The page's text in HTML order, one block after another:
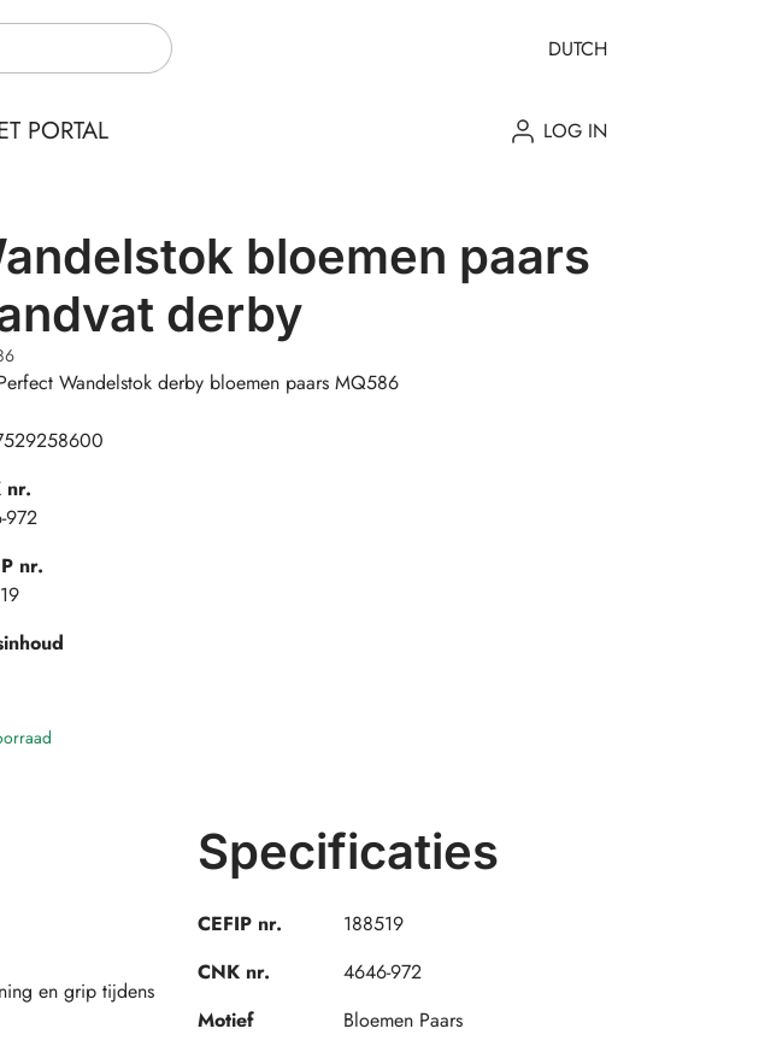
DUTCH
PORTAL LOG IN
bloemen paars
derby
Wandelstok derby bloemen paars MQ586
nr.
972
nr.
en grip tijdens
Specificaties
CEFIP nr.
188519
CNK nr.
4646-972
Motief
Bloemen Paars